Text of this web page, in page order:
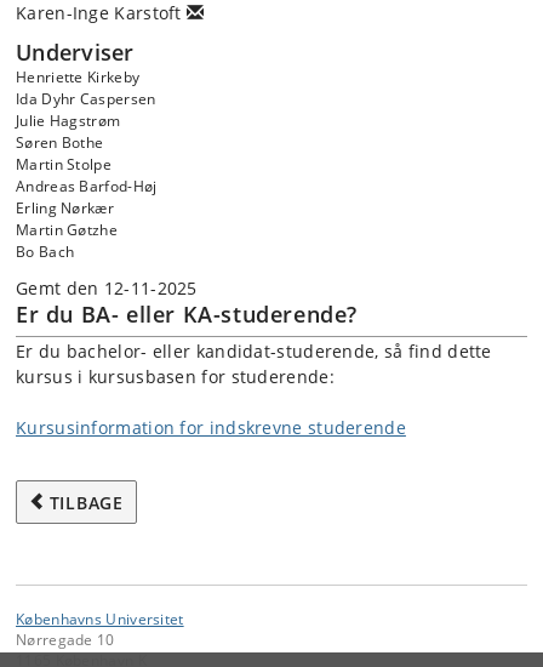
Karen-Inge Karstoft
Underviser
Henriette Kirkeby
Ida Dyhr Caspersen
Julie Hagstrøm
Søren Bothe
Martin Stolpe
Andreas Barfod-Høj
Erling Nørkær
Martin Gøtzhe
Bo Bach
Gemt den 12-11-2025
Er du BA- eller KA-studerende?
Er du bachelor- eller kandidat-studerende, så find dette
kursus i kursusbasen for studerende:
Kursusinformation for indskrevne studerende
TILBAGE
Københavns Universitet
Nørregade 10